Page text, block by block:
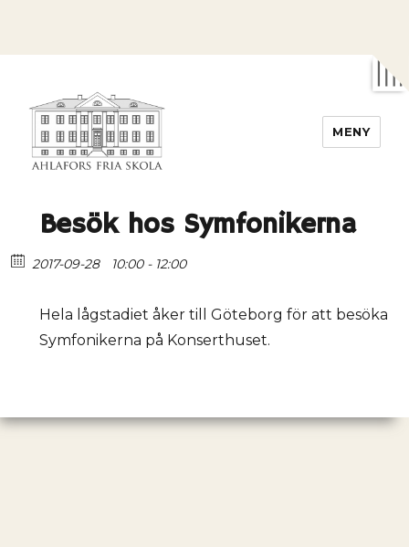
MENY
Besök hos Symfonikerna
2017-09-28 10:00 - 12:00
Hela lågstadiet åker till Göteborg för att besöka
Symfonikerna på Konserthuset.